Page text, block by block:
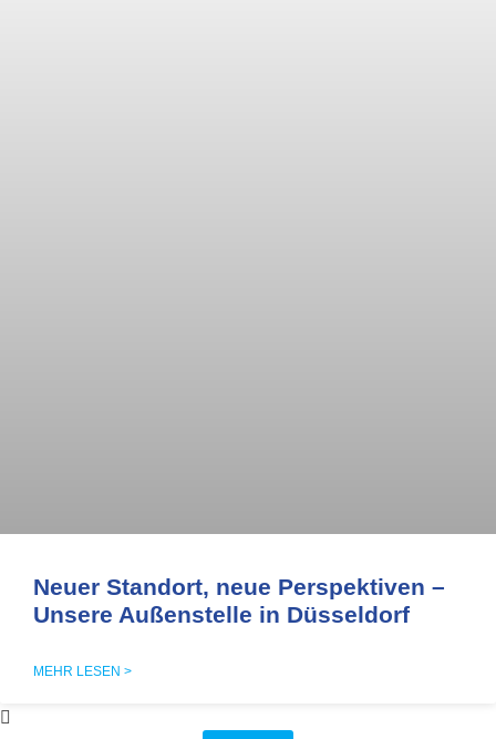
Neuer Standort, neue Perspektiven –
Unsere Außenstelle in Düsseldorf
MEHR LESEN >